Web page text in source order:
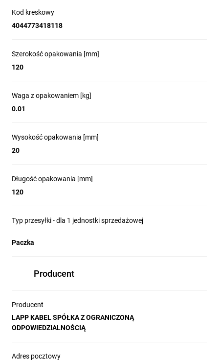
Kod kreskowy
4044773418118
Szerokość opakowania [mm]
120
Waga z opakowaniem [kg]
0.01
Wysokość opakowania [mm]
20
Długość opakowania [mm]
120
Typ przesyłki - dla 1 jednostki sprzedażowej
Paczka
Producent
Producent
LAPP KABEL SPÓŁKA Z OGRANICZONĄ
ODPOWIEDZIALNOŚCIĄ
Adres pocztowy